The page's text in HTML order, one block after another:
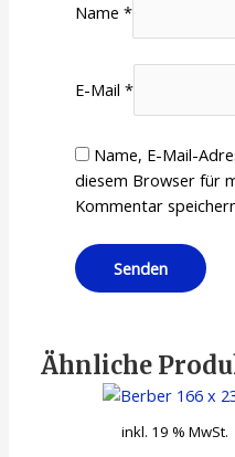
Name*
E-Mail*
Name, E-Mail-
diesem Browser für
Kommentar
Ähnliche
inkl. 19 % MwSt.